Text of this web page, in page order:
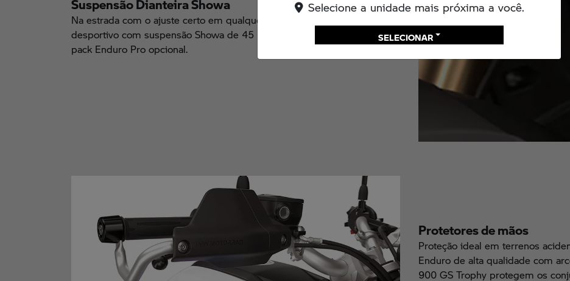
Na estrada com o ajuste certo em qualquer terreno: graças ao chassis
desportivo com suspensão Showa de 45 mm totalmente ajustável no
pack Enduro Pro opcional.
Protetores de mãos
Proteção ideal em terrenos
Enduro de alta qualidade com
900 GS Trophy protegem os
Selecione a unidade mais próxima a você.
SELECIONAR